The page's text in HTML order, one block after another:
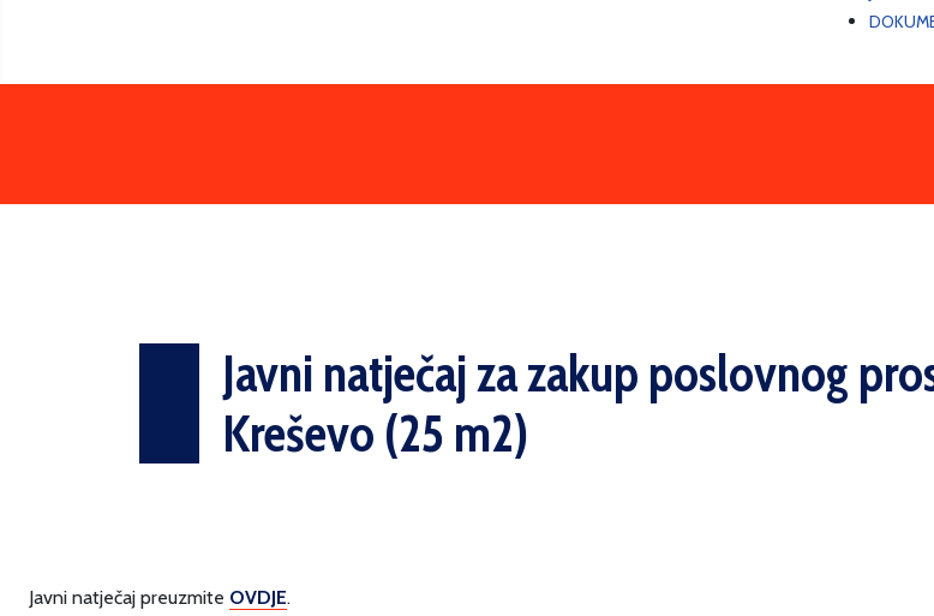
Javni natječaj za zakup poslovnog
Kreševo (25 m2)
Javni natječaj preuzmite OVDJE.